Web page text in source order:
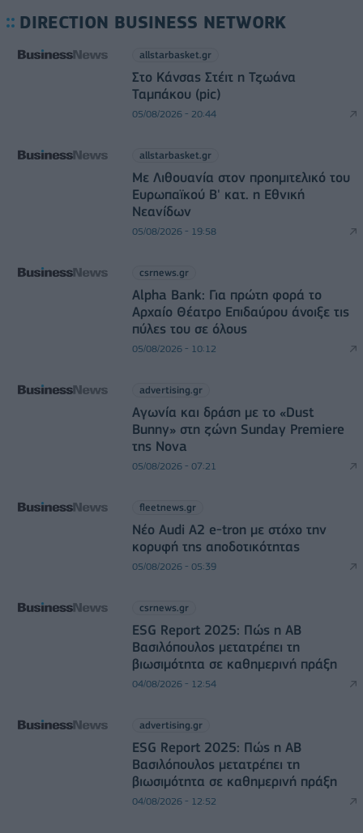
DIRECTION BUSINESS NETWORK
allstarbasket.gr
Στο Κάνσας Στέιτ η Τζωάνα
Ταμπάκου (pic)
05/08/2026 - 20:44
allstarbasket.gr
Με Λιθουανία στον προημιτελικό του
Ευρωπαϊκού Β' κατ. η Εθνική
Νεανίδων
05/08/2026 - 19:58
csrnews.gr
Alpha Bank: Για πρώτη φορά το
Αρχαίο Θέατρο Επιδαύρου άνοιξε τις
πύλες του σε όλους
05/08/2026 - 10:12
advertising.gr
Αγωνία και δράση με το «Dust
Bunny» στη ζώνη Sunday Premiere
της Nova
05/08/2026 - 07:21
fleetnews.gr
Νέο Audi A2 e-tron με στόχο την
κορυφή της αποδοτικότητας
05/08/2026 - 05:39
csrnews.gr
ESG Report 2025: Πώς η ΑΒ
Βασιλόπουλος μετατρέπει τη
βιωσιμότητα σε καθημερινή πράξη
04/08/2026 - 12:54
advertising.gr
ESG Report 2025: Πώς η ΑΒ
Βασιλόπουλος μετατρέπει τη
βιωσιμότητα σε καθημερινή πράξη
04/08/2026 - 12:52